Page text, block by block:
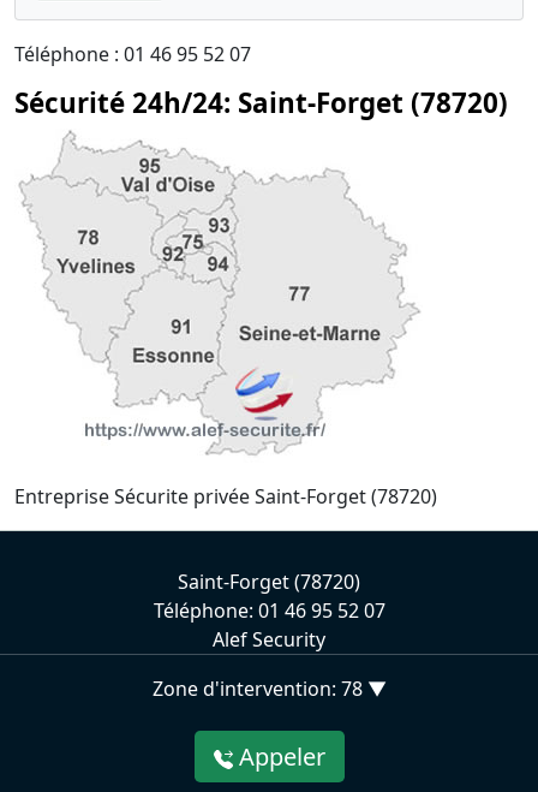
Téléphone : 01 46 95 52 07
Sécurité 24h/24: Saint-Forget (78720)
Entreprise Sécurite privée Saint-Forget (78720)
Saint-Forget (78720)
Téléphone: 01 46 95 52 07
Alef Security
Zone d'intervention: 78 ▼
Appeler